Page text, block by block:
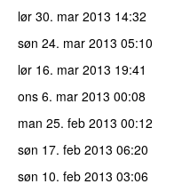
lør 30. mar 2013 14:32
søn 24. mar 2013 05:10
lør 16. mar 2013 19:41
ons 6. mar 2013 00:08
man 25. feb 2013 00:12
søn 17. feb 2013 06:20
søn 10. feb 2013 03:06